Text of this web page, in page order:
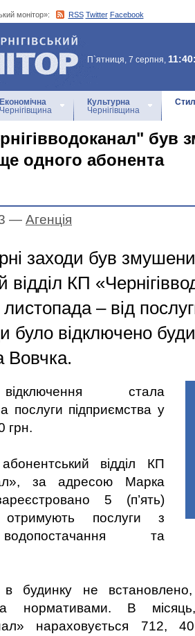
монітор»: RSS Twitter Facebook
монітор»
П`ятниця, 7 серпня,
Економічна
Чернігівщина
Культурна
Чернігівщина
був
одного абонента
— Агенцiя
заходи був
відділ КП
– від
було відключено
Вовчка.
стала
послуги підприємства у
грн.
відділ КП
за адресою Марка
5 (п’ять)
отримують послуги з
та
в будинку не
за нормативами. В
нараховується